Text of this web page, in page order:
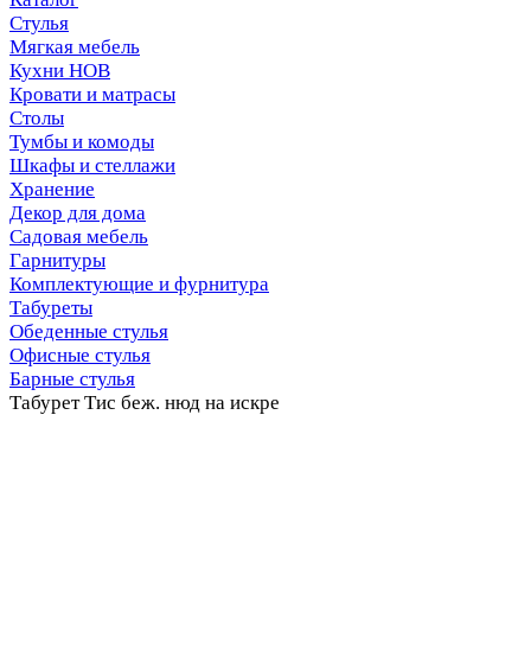
Стулья
Мягкая мебель
Кухни НОВ
Кровати и матрасы
Столы
Тумбы и комоды
Шкафы и стеллажи
Хранение
Декор для дома
Садовая мебель
Гарнитуры
Комплектующие и фурнитура
Табуреты
Обеденные стулья
Офисные стулья
Барные стулья
Табурет Тис беж. нюд на искре